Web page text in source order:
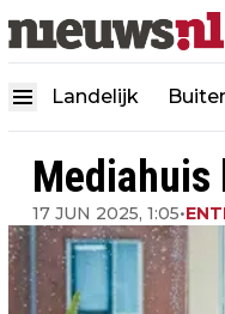
Landelijk
Mediahuis
17 JUN 2025, 1:05•